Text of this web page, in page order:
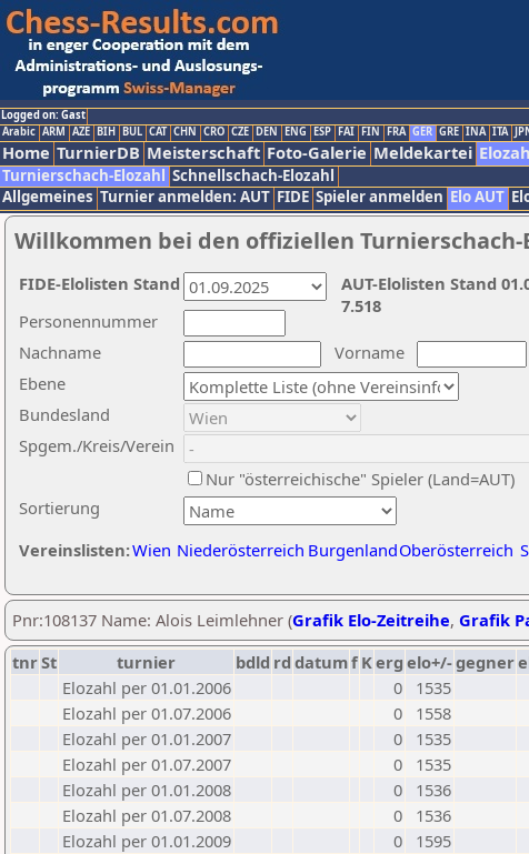
Logged on: Gast
Arabic ARM AZE BIH BUL CAT CHN CRO CZE DEN ENG ESP FAI FIN FRA GER GRE INA ITA
Home TurnierDB Meisterschaft Foto-Galerie Meldekartei
Turnierschach-Elozahl Schnellschach-Elozahl
Allgemeines Turnier anmelden: AUT FIDE Spieler anmelden Elo AUT
Willkommen bei den offiziellen Turnierschach-
Nachname
Vorname
Ebene
Sortierung
Personennummer
Bundesland
Spgem./Kreis/Verein
Nur "österreichische" Spieler (Land=AUT)
Vereinslisten:Wien Niederösterreich BurgenlandOberösterreich
AUT-Elolisten Stand
7.518
FIDE-Elolisten Stand
Pnr:108137 Name: Alois Leimlehner (Grafik Elo-Zeitreihe, Grafik
tnrSt turnier bdld rd datumf Kerg elo+/-gegner
Elozahl per 01.01.2006
0
1535
Elozahl per 01.07.2006
0
1558
Elozahl per 01.01.2007
0
1535
Elozahl per 01.07.2007
0
1535
Elozahl per 01.01.2008
0
1536
Elozahl per 01.07.2008
0
1536
Elozahl per 01.01.2009
0
1595